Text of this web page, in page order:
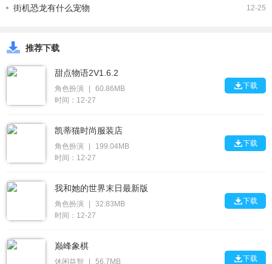
12-25
街机恐龙有什么宠物
推荐下载
甜点物语2V1.6.2
角色扮演
60.86MB
时间：12-27
下载
凯蒂猫时尚服装店
角色扮演
199.04MB
时间：12-27
下载
我和她的世界末日最新版
角色扮演
32.83MB
时间：12-27
下载
巅峰象棋
休闲益智 56.7MB 下载